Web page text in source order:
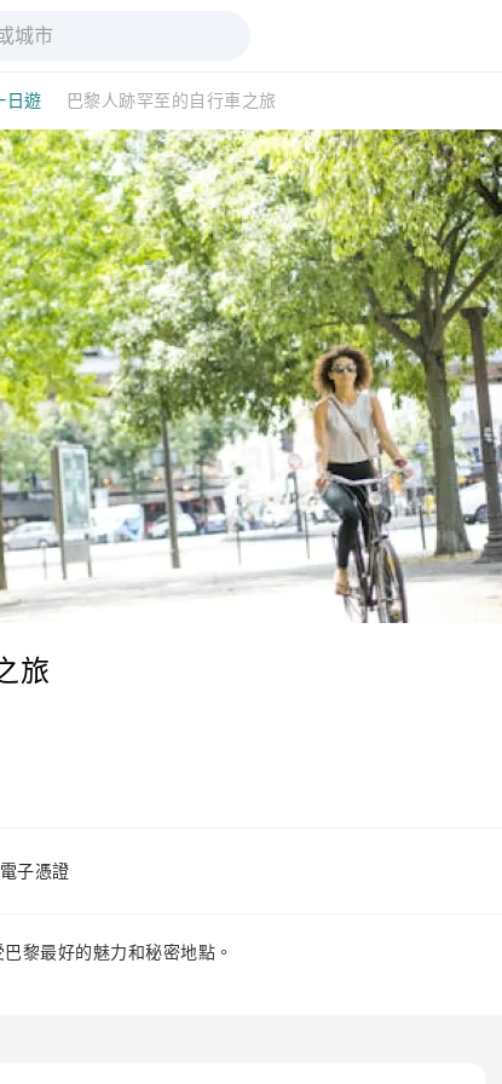
日遊 巴黎人跡罕至的自行車之旅
旅
子憑證
黎最好的魅力和秘密地點。